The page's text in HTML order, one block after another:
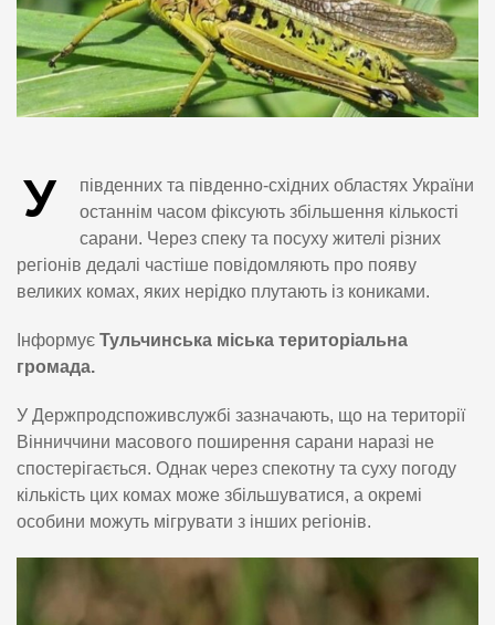
У
південних та південно-східних областях України
останнім часом фіксують збільшення кількості
сарани. Через спеку та посуху жителі різних
регіонів дедалі частіше повідомляють про появу
великих комах, яких нерідко плутають із кониками.
Інформує Тульчинська міська територіальна
громада.
У Держпродспоживслужбі зазначають, що на території
Вінниччини масового поширення сарани наразі не
спостерігається. Однак через спекотну та суху погоду
кількість цих комах може збільшуватися, а окремі
особини можуть мігрувати з інших регіонів.